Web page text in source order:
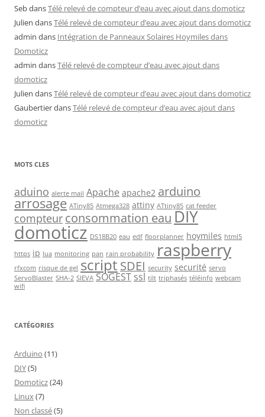
SebdansTélé relevé de compteur d’eau avec ajout dans domoticz
Julien dansTélé relevé de compteur d’eau avec ajout dans domoticz
admin dans Intégration de Panneaux Solaires Hoymiles dans
Domoticz
admin dansTélé relevé de compteur d’eau avec ajout dans
domoticz
Julien dansTélé relevé de compteur d’eau avec ajout dans domoticz
GaubertierdansTélé relevé de compteur d’eau avec ajout dans
domoticz
MOTS CLES
aduino alerte mail Apache apache2 arduino
arrosage ATiny85 Atmega328 attiny ATtiny85 cat feeder
compteur consommation eauDIY
domoticz DS18B20 eau edf floorplanner hoymiles html5
https ip lua monitoring pan rain probability raspberry
rfxcom risque de gel script SDEI security securité servo
ServoBlaster SHA-2 SIEVA SOGEST ssl tilt triphasés téléinfo webcam
wifi
CATÉGORIES
Arduino (11)
DIY(5)
Domoticz(24)
Linux (7)
Non classé(5)